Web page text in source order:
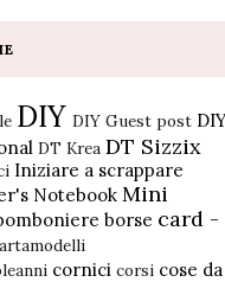
DIY DIY Guest post
DT Krea DT Sizzix
Iniziare a scrappare
Notebook Mini
borse card -
cornici corsi cose da